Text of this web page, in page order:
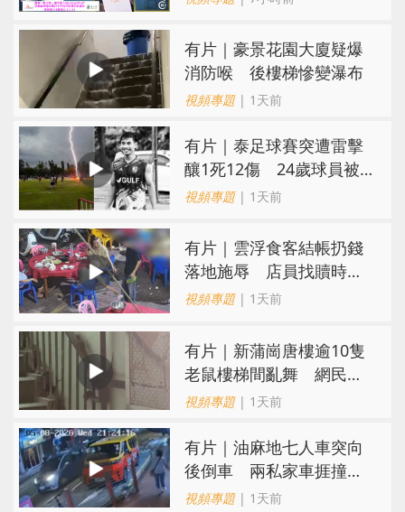
有片｜豪景花園大廈疑爆
消防喉 後樓梯慘變瀑布
視頻專題| 1天前
有片｜泰足球賽突遭雷擊
釀1死12傷 24歲球員被
閃電劈中亡
視頻專題| 1天前
​有片｜雲浮食客結帳扔錢
落地施辱 店員找贖時還
施彼身獲老闆肯定
視頻專題| 1天前
有片｜新蒲崗唐樓逾10隻
老鼠樓梯間亂舞 網民嚇
親：每次經過都要好大勇
視頻專題| 1天前
有片｜油麻地七人車突向
後倒車 兩私家車捱撞
司機不顧而去
視頻專題| 1天前